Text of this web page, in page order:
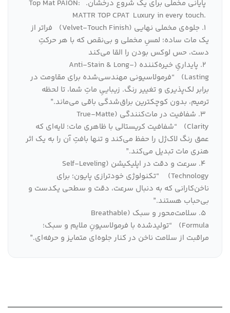
پایانی مخملی برای یک شروع درخشان. Top Mat PAION:
Luxury in every touch.
MATTR TOP CPAT
۱. جلوه‌ی مخملی نهایی (Velvet-Touch Finish)
فراتر از
یک مات ساده؛ لمسِ مخملی و بی‌نقص که با هر حرکتِ
دست، حس لوکس بودن را القا می‌کند
۲. پایداریِ خیره‌کننده (Anti-Stain & Long-
Lasting)
“فرمولاسیونی مهندسی‌شده برای مقاومت در
برابر لک‌پذیری و تغییر رنگ. زیباییِ ماتِ شما، تا لحظه
ترمیم، بدون کوچکترین براق‌شدگی باقی می‌ماند.”
۳. شفافیت در مات‌کنندگی (True-Matte
Clarity)
“شفافیت کریستالی با ظاهری مات؛ لایه‌ای که
عمق رنگ لاک‌ژل را حفظ می‌کند و تنها بافتِ آن را به یک اثر
هنری مات تبدیل می‌کند.”
۴. سرعت و دقت در اپلیکیشن (Self-Leveling
Technology)
“تکنولوژی خودترازی پایون؛ برای
ناخن‌کارانی که به دنبال سرعت، دقت و سطحی یکدست و
بی‌حباب هستند.”
۵. سلامت‌محور و سبک (Breathable
Formula)
“تولیدشده با فرمولاسیونِ ملایم و سبک؛
مراقبت از سلامت ناخن در کنار جلوه‌ای متمایز و حرفه‌ای.”